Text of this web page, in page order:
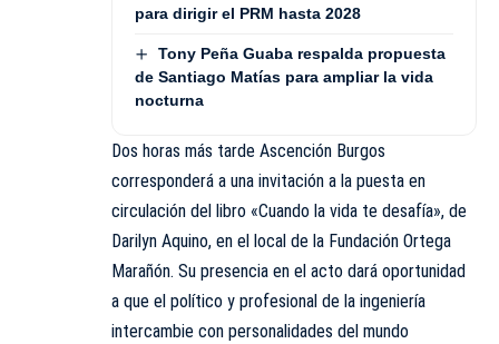
para dirigir el PRM hasta 2028
Tony Peña Guaba respalda propuesta
de Santiago Matías para ampliar la vida
nocturna
Dos horas más tarde Ascención Burgos
corresponderá a una invitación a la puesta en
circulación del libro «Cuando la vida te desafía», de
Darilyn Aquino, en el local de la Fundación Ortega
Marañón. Su presencia en el acto dará oportunidad
a que el político y profesional de la ingeniería
intercambie con personalidades del mundo